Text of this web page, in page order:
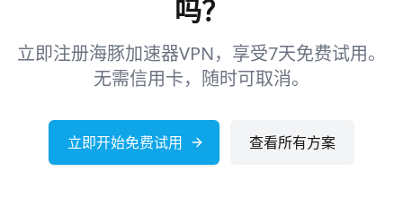
吗？
立即注册海豚加速器VPN，享受7天免费试用。
无需信用卡，随时可取消。
立即开始免费试用 查看所有方案